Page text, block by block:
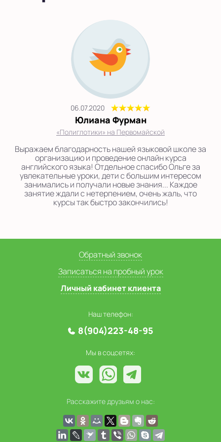
06.07.2020
Юлиана Фурман
«Полиглотики» на Первомайской
Выражаем благодарность нашей языковой школе за
организацию и проведение онлайн курса
английского языка! Отдельное спасибо Ольге за
увлекательные уроки, дети с большим интересом
занимались и получали новые знания... Каждое
занятие ждали с нетерпением, очень жаль, что
курсы так быстро закончились!
Обратный звонок
Записаться на пробный урок
Личный кабинет клиента
Наш телефон:
8(904)223-48-95
Мы в соцсетях:
Расскажите друзьям о нас: